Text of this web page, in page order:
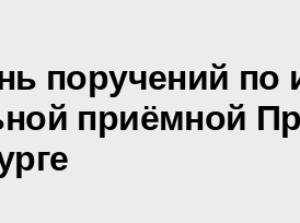
поручений по
приёмной